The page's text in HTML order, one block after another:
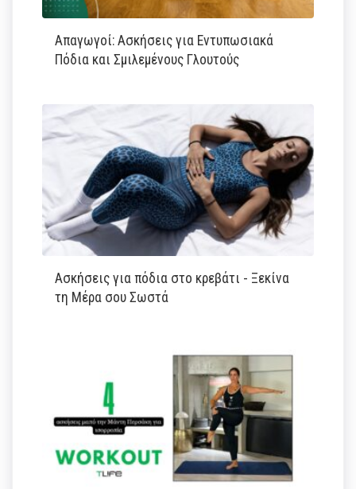
Απαγωγοί: Ασκήσεις για Εντυπωσιακά
Πόδια και Σμιλεμένους Γλουτούς
Ασκήσεις για πόδια στο κρεβάτι - Ξεκίνα
τη Μέρα σου Σωστά